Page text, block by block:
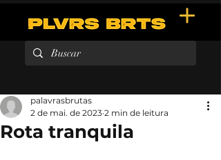
Rota tranquila
palavrasbrutas
2 de mai. de 2023 2 min de leitura